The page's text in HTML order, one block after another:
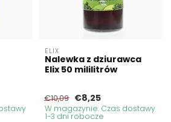
ELIX
Nalewka z dziurawca
Elix 50 mililitrów
€10,09 €8,25
W magazynie. Czas dostawy
1-3 dni robocze